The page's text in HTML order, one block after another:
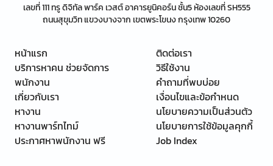
เลขที่ 111 ทรู ดิจิทัล พาร์ค เวสต์ อาคารยูนิคอร์น ชั้น5 ห้องเลขที่ SH555
ถนนสุขุมวิท แขวงบางจาก เขตพระโขนง กรุงเทพ 10260
หน้าแรก
บริการหาคน ช่วยจัดการ
พนักงาน
เกี่ยวกับเรา
หางาน
หางานพาร์ทไทม์
ประกาศหาพนักงาน ฟรี
ติดต่อเรา
วิธีใช้งาน
คำถามที่พบบ่อย
เงื่อนไขและข้อกำหนด
นโยบายความเป็นส่วนตัว
นโยบายการใช้ข้อมูลคุกกี้
Job Index